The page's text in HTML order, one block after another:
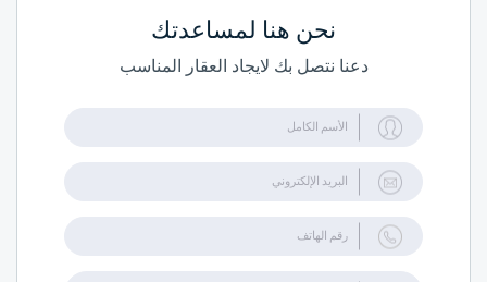
نحن هنا لمساعدتك
دعنا نتصل بك لايجاد العقار المناسب